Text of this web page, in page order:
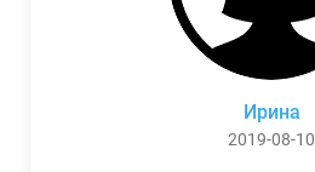
Ирина
2019-08-10